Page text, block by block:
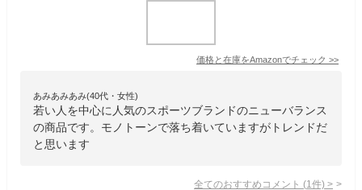
価格と在庫をAmazonでチェック >>
あみあみあみ(40代・女性)
若い人を中心に人気のスポーツブランドのニューバランス
の商品です。モノトーンで落ち着いていますがトレンドだ
と思います
全てのおすすめコメント (1 件) >